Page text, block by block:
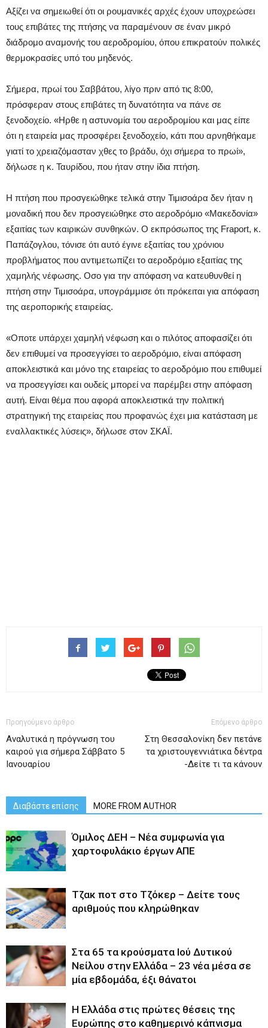
Αξίζει να σημειωθεί ότι οι ρουμανικές αρχές έχουν υποχρεώσει
τους επιβάτες της πτήσης να παραμένουν σε έναν μικρό
διάδρομο αναμονής του αεροδρομίου, όπου επικρατούν πολικές
θερμοκρασίες υπό του μηδενός.
Σήμερα, πρωί του Σαββάτου, λίγο πριν από τις 8:00,
πρόσφεραν στους επιβάτες τη δυνατότητα να πάνε σε
ξενοδοχείο. «Ηρθε η αστυνομία του αεροδρομίου και μας είπε
ότι η εταιρεία μας προσφέρει ξενοδοχείο, κάτι που αρνηθήκαμε
γιατί το χρειαζόμασταν χθες το βράδυ, όχι σήμερα το πρωί»,
δήλωσε η κ. Ταυρίδου, που ήταν στην ίδια πτήση.
Η πτήση που προσγειώθηκε τελικά στην Τιμισοάρα δεν ήταν η
μοναδική που δεν προσγειώθηκε στο αεροδρόμιο «Μακεδονία»
εξαιτίας των καιρικών συνθηκών. Ο εκπρόσωπος της Fraport, κ.
Παπάζογλου, τόνισε ότι αυτό έγινε εξαιτίας του χρόνιου
προβλήματος που αντιμετωπίζει το αεροδρόμιο εξαιτίας της
χαμηλής νέφωσης. Οσο για την απόφαση να κατευθυνθεί η
πτήση στην Τιμισοάρα, υπογράμμισε ότι πρόκειται για απόφαση
της αεροπορικής εταιρείας.
«Οποτε υπάρχει χαμηλή νέφωση και ο πιλότος αποφασίζει ότι
δεν επιθυμεί να προσεγγίσει το αεροδρόμιο, είναι απόφαση
αποκλειστικά και μόνο της εταιρείας το αεροδρόμιο που επιθυμεί
να προσεγγίσει και ουδείς μπορεί να παρέμβει στην απόφαση
αυτή. Είναι θέμα που αφορά αποκλειστικά την πολιτική
στρατηγική της εταιρείας που προφανώς έχει μια κατάσταση με
εναλλακτικές λύσεις», δήλωσε στον ΣΚΑΪ.
Προηγούμενο άρθρο
Αναλυτικά η πρόγνωση του
καιρού για σήμερα Σάββατο 5
Ιανουαρίου
Επόμενο άρθρο
Στη Θεσσαλονίκη δεν πετάνε
τα χριστουγεννιάτικα δέντρα
-Δείτε τι τα κάνουν
Διαβάστε επίσης MORE FROM AUTHOR
Όμιλος ΔΕΗ – Νέα συμφωνία για
χαρτοφυλάκιο έργων ΑΠΕ
Tζακ ποτ στο Τζόκερ – Δείτε τους
αριθμούς που κληρώθηκαν
Στα 65 τα κρούσματα Ιού Δυτικού
Νείλου στην Ελλάδα – 23 νέα μέσα σε
μία εβδομάδα, έξι θάνατοι
Η Ελλάδα στις πρώτες θέσεις της
Ευρώπης στο καθημερινό κάπνισμα